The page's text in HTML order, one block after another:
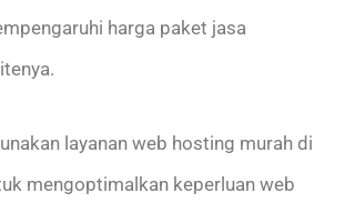
harga paket jasa
layanan web hosting murah di
mengoptimalkan keperluan web